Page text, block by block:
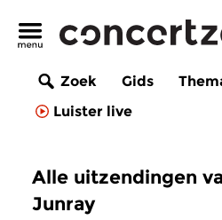
Zoek Gids
Luister live
Alle uitzendingen
Junray